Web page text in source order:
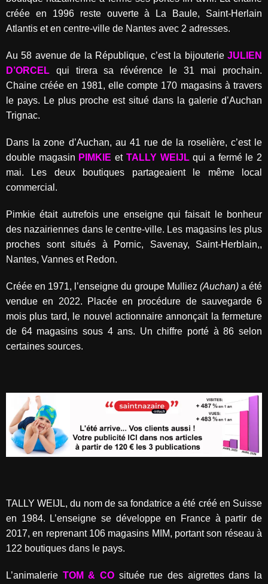
créée en 1996 reste ouverte à La Baule, Saint-Herlain
Atlantis et en centre-ville de Nantes avec 2 adresses.
Au 58 avenue de la République, c’est la bijouterie JULIEN
D’ORCEL qui tirera sa révérence le 31 mai prochain.
Chaine créée en 1981, elle compte 170 magasins à travers
le pays. Le plus proche est situé dans la galerie d’Auchan
Trignac.
Dans la zone d’Auchan, au 41 rue de la roselière, c’est le
double magasin PIMKIE et TALLY WEIJLqui a fermé le 2
mai. Les deux boutiques partageaient le même local
commercial.
Pimkie était autrefois une enseigne qui faisait le bonheur
des nazairiennes dans le centre-ville. Les magasins les plus
proches sont situés à Pornic, Savenay, Saint-Herblain,,
Nantes, Vannes et Redon.
Créée en 1971, l’enseigne du groupe Mulliez (Auchan) a été
vendue en 2022. Placée en procédure de sauvegarde 6
mois plus tard, le nouvel actionnaire annonçait la fermeture
de 64 magasins sous 4 ans. Un chiffre porté à 86 selon
certaines sources.
TALLY WEIJL, du nom de sa fondatrice a été créé en Suisse
en 1984. L’enseigne se développe en France à partir de
2017, en reprenant 106 magasins MIM, portant son réseau à
122 boutiques dans le pays.
L’animalerie TOM & CO située rue des aigrettes dans la